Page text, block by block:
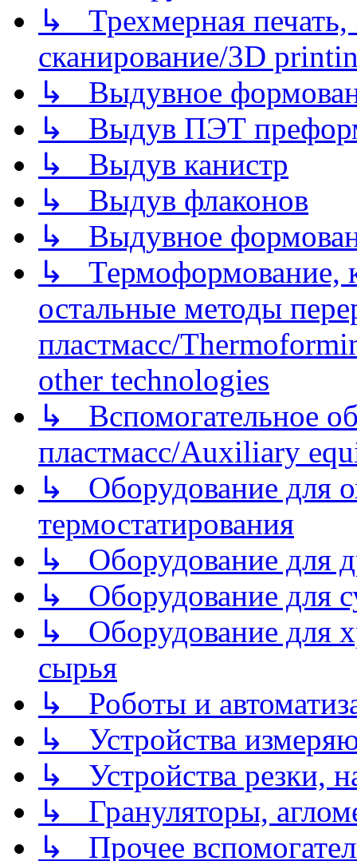
↳ Трехмерная
сканирование/3D
↳ Выдувное
↳ Выдув ПЭТ
↳ Выдув канистр
↳ Выдув флаконов
↳ Выдувное
↳ Термоформование,
остальные методы
пластмасс/
other technologies
↳ Вспомогательное
пластмасс/Auxiliary
↳ Оборудование для
термостатирования
↳ Оборудование для
↳ Оборудование для
↳ Оборудование для
сырья
↳ Роботы и
↳ Устройства
↳ Устройства резки,
↳ Грануляторы,
↳ Прочее